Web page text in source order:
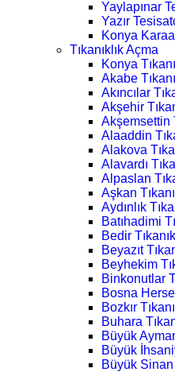
Yaylapınar
Yazır
Konya
Tıkanıklık Açma
Konya
Akabe
Akıncılar
Akşehir
Akşemsettin
Alaaddin
Alakova
Alavardı
Alpaslan
Aşkan
Aydınlık
Batıhadimi
Bedir
Beyazıt
Beyhekim
Binkonutlar
Bosna
Bozkır
Buhara
Büyük
Büyük
Büyük Sinan